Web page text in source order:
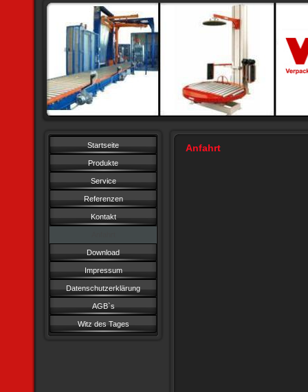
Startseite
Produkte
Service
Referenzen
Kontakt
Download
Impressum
Datenschutzerklärung
AGB`s
Witz des Tages
Anfahrt